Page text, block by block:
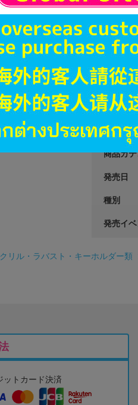
JANコ
商品番号
商品カ
発売日
種別
発売イベ
リル・ラバスト・キーホルダー類
ットカード決済